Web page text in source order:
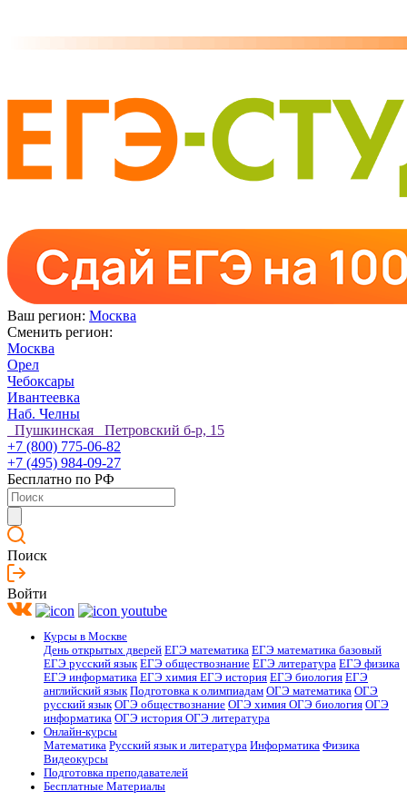
Ваш регион: Москва
Сменить регион:
Москва
Орел
Чебоксары
Ивантеевка
Наб. Челны
Пушкинская Петровский б-р, 15
+7 (800) 775-06-82
+7 (495) 984-09-27
Бесплатно по РФ
Поиск
Войти
Курсы в Москве
День открытых дверей ЕГЭ математика ЕГЭ математика базовый
ЕГЭ русский язык ЕГЭ обществознание ЕГЭ литература ЕГЭ физика
ЕГЭ информатика ЕГЭ химия ЕГЭ история ЕГЭ биология ЕГЭ
английский язык Подготовка к олимпиадам ОГЭ математика ОГЭ
русский язык ОГЭ обществознание ОГЭ химия ОГЭ биология ОГЭ
информатика ОГЭ история ОГЭ литература
Онлайн-курсы
Математика Русский язык и литература Информатика Физика
Видеокурсы
Подготовка преподавателей
Бесплатные Материалы